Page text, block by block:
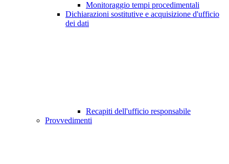
Monitoraggio tempi procedimentali
Dichiarazioni sostitutive e acquisizione d'ufficio
dei dati
Recapiti dell'ufficio responsabile
Provvedimenti